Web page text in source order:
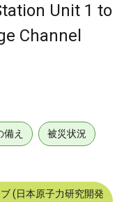
Unit 1 to
Channel
備え 被災状況
(日本原子力研究開発